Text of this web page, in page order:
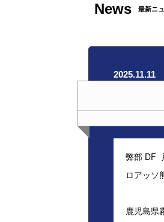
News 最新ニ
2025.11.11
弊部 DF
ロアッソ
鹿児島県